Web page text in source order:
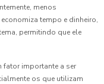
menos
tempo e dinheiro,
permitindo que ele
fator importante a ser
os que utilizam